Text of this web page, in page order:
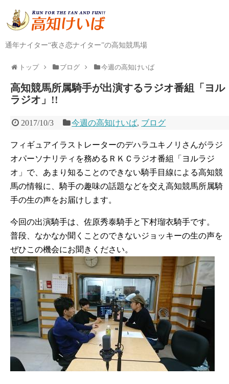
通年ナイター“夜さ恋ナイター”の高知競馬場
トップ ブログ 今週の高知けいば
高知競馬所属騎手が出演するラジオ番組「ヨル
ラジオ」!!
2017/10/3 今週の高知けいば, ブログ
フィギュアイラストレーターのデハラユキノリさんがラジ
オパーソナリティを務めるＲＫＣラジオ番組「ヨルラジ
オ」で、あまり知ることのできない騎手目線による高知競
馬の情報に、騎手の趣味の話題などを交え高知競馬所属騎
手の生の声をお届けします。
今回の出演騎手は、佐原秀泰騎手と下村瑠衣騎手です。
普段、なかなか聞くことのできないジョッキーの生の声を
ぜひこの機会にお聞きください。